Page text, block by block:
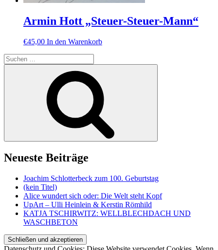
Armin Hott „Steuer-Steuer-Mann“
€45,00 In den Warenkorb
Suche
nach:
Neueste Beiträge
Joachim Schlotterbeck zum 100. Geburtstag
(kein Titel)
Alice wundert sich oder: Die Welt steht Kopf
UpArt – Ulli Heinlein & Kerstin Römhild
KATJA TSCHIRWITZ: WELLBLECHDACH UND
WASCHBETON